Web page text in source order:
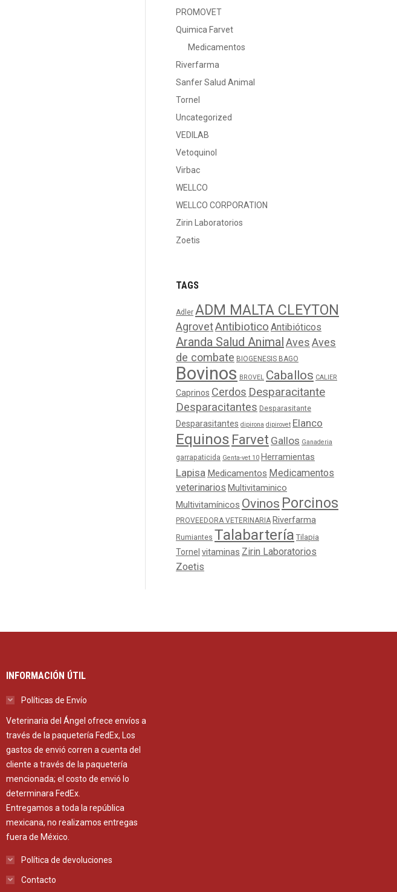
PROMOVET
Quimica Farvet
Medicamentos
Riverfarma
Sanfer Salud Animal
Tornel
Uncategorized
VEDILAB
Vetoquinol
Virbac
WELLCO
WELLCO CORPORATION
Zirin Laboratorios
Zoetis
TAGS
Adler ADM MALTA CLEYTON
AgrovetAntibiotico Antibióticos
Aranda Salud AnimalAvesAves
de combate BIOGENESIS BAGO
Bovinos BROVEL Caballos CALIER
Caprinos Cerdos Desparacitante
Desparacitantes Desparasitante
Desparasitantes dipirona dipirovet Elanco
Equinos Farvet Gallos Ganaderia
garrapaticida Genta-vet 10 Herramientas
Lapisa Medicamentos Medicamentos
veterinarios Multivitaminico
Multivitamínicos Ovinos Porcinos
PROVEEDORA VETERINARIA Riverfarma
Rumiantes Talabartería Tilapia
Tornel vitaminas Zirin Laboratorios
Zoetis
INFORMACIÓN ÚTIL
Políticas de Envío
Veterinaria del Ángel ofrece envíos a
través de la paquetería FedEx, Los
gastos de envió corren a cuenta del
cliente a través de la paquetería
mencionada; el costo de envió lo
determinara FedEx.
Entregamos a toda la república
mexicana, no realizamos entregas
fuera de México.
Política de devoluciones
Contacto